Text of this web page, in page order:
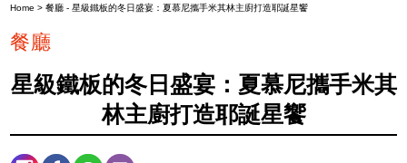
Home >餐廳 - 星級鐵板的冬日盛宴：夏慕尼攜手米其林主廚打造耶誕星饗
餐廳
星級鐵板的冬日盛宴：夏慕尼攜手米其
林主廚打造耶誕星饗